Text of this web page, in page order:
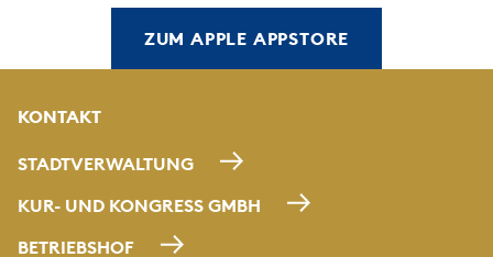
ZUM APPLE APPSTORE
KONTAKT
STADTVERWALTUNG
KUR- UND KONGRESS GMBH
BETRIEBSHOF